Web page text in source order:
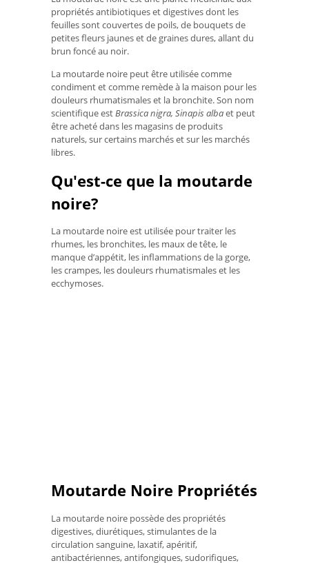
propriétés antibiotiques et digestives dont les
feuilles sont couvertes de poils, de bouquets de
petites fleurs jaunes et de graines dures, allant du
brun foncé au noir.
La moutarde noire peut être utilisée comme
condiment et comme remède à la maison pour les
douleurs rhumatismales et la bronchite. Son nom
scientifique estBrassica nigra, Sinapis albaet peut
être acheté dans les magasins de produits
naturels, sur certains marchés et sur les marchés
libres.
Qu'est-ce que la moutarde
noire?
La moutarde noire est utilisée pour traiter les
rhumes, les bronchites, les maux de tête, le
manque d’appétit, les inflammations de la gorge,
les crampes, les douleurs rhumatismales et les
ecchymoses.
Moutarde Noire Propriétés
La moutarde noire possède des propriétés
digestives, diurétiques, stimulantes de la
circulation sanguine, laxatif, apéritif,
antibactériennes, antifongiques, sudorifiques,